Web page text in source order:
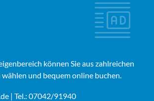
können Sie aus zahlreichen
und bequem online buchen.
| Tel.: 07042/91940